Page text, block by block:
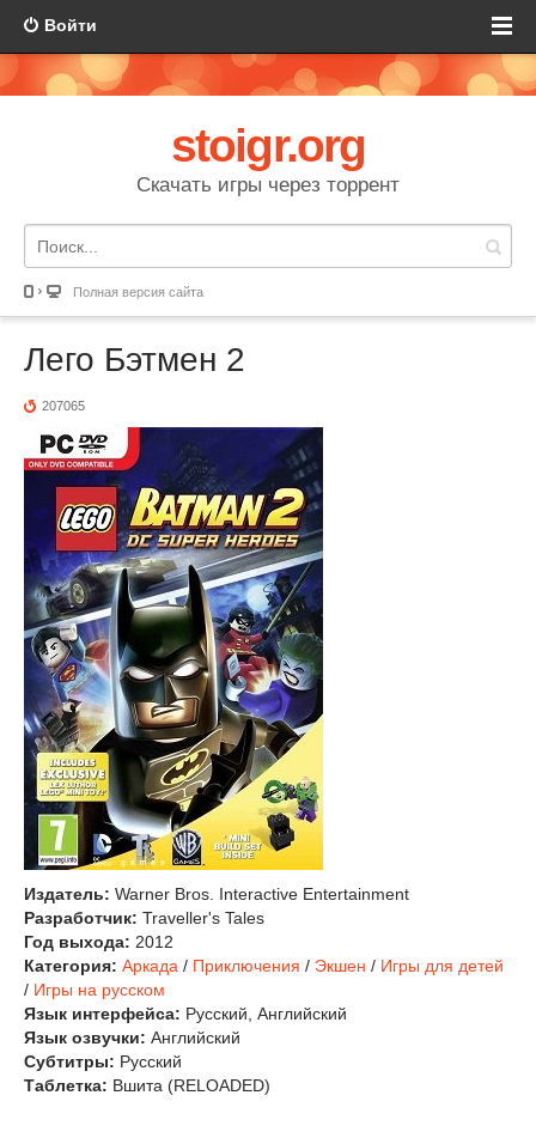
Войти
stoigr.org
Скачать игры через торрент
Полная версия сайта
Лего Бэтмен 2
207065
Издатель: Warner Bros. Interactive Entertainment
Разработчик: Traveller's Tales
Год выхода: 2012
Категория: Аркада / Приключения / Экшен / Игры для детей
/ Игры на русском
Язык интерфейса: Русский, Английский
Язык озвучки: Английский
Субтитры: Русский
Таблетка: Вшита (RELOADED)